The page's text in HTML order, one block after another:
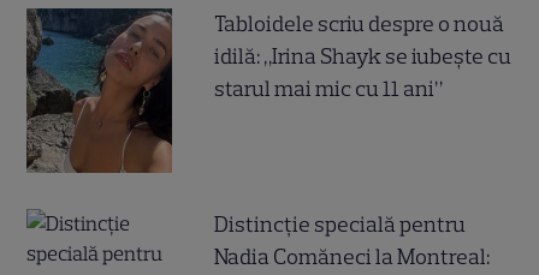
Tabloidele scriu despre o nouă
idilă: „Irina Shayk se iubește cu
starul mai mic cu 11 ani”
Distincție specială pentru
Nadia Comăneci la Montreal: